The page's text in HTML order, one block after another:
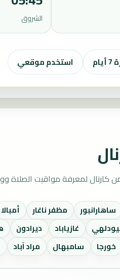
الشروق
استخدم موقعي
كارنال لمعرفة مواقيت الصلاة
ساهارانبور مظفر ناغار أمبالا
غازياباد ديرادون
خورجا سامبهال مراد آباد